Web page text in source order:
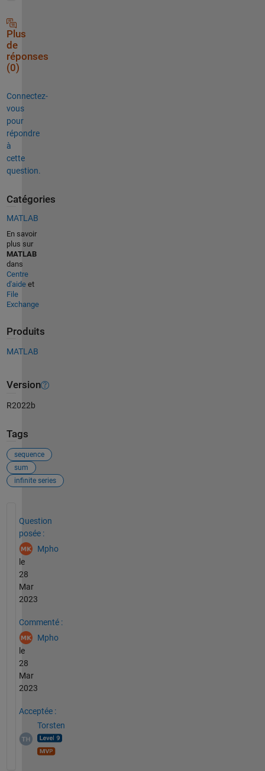
Plus
de
réponses
(0)
Connectez-
vous
pour
répondre
à
cette
question.
Catégories
MATLAB
En savoir
plus sur
MATLAB
dans
Centre
d'aideet
File
Exchange
Produits
MATLAB
Version
R2022b
Tags
sequence
sum
infinite series
Question
posée :
Mpho
le
28
Mar
2023
Commenté :
Mpho
le
28
Mar
2023
Acceptée :
Torsten